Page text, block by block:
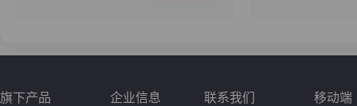
旗下产品 企业信息 联系我们 移动端